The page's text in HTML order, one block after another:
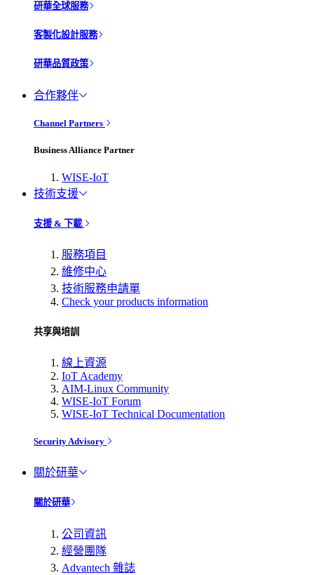
研華全球服務
客製化設計服務
研華品質政策
合作夥伴
Channel Partners
Business Alliance Partner
WISE-IoT
技術支援
支援 & 下載
服務項目
維修中心
技術服務申請單
Check your products information
共享與培訓
線上資源
IoT Academy
AIM-Linux Community
WISE-IoT Forum
WISE-IoT Technical Documentation
Security Advisory
關於研華
關於研華
公司資訊
經營團隊
Advantech 雜誌